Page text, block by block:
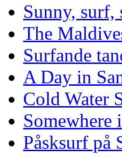
Sunny, surf,
The
Surfande
A Day in
Cold Water
Somewhere
Påsksurf på